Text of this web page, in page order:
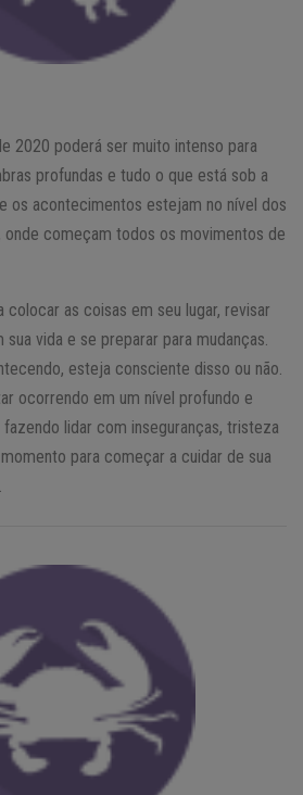
2020 poderá ser muito intenso para
profundas e tudo o que está sob a
os acontecimentos estejam no nível dos
começam todos os movimentos de
colocar as coisas em seu lugar, revisar
vida e se preparar para mudanças.
esteja consciente disso ou não.
ocorrendo em um nível profundo e
lidar com inseguranças, tristeza
para começar a cuidar de sua